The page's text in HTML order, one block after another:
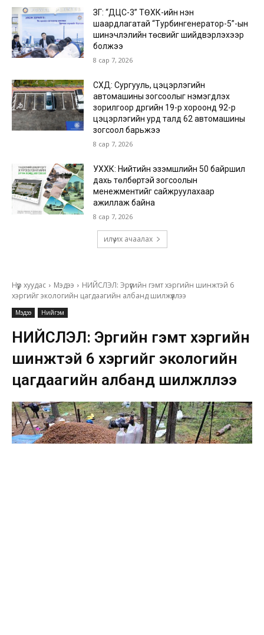
ЗГ: “ДЦС-3” ТӨХК-ийн нэн
шаардлагатай “Турбингенератор-5”-ын
шинэчлэлийн төсвийг шийдвэрлэхээр
болжээ
8 сар 7, 2026
СХД: Сургууль, цэцэрлэгийн
автомашины зогсоолыг нэмэгдүүлэх
зорилгоор дүүргийн 19-р хороонд 92-р
цэцэрлэгийн урд талд 62 автомашины
зогсоол барьжээ
8 сар 7, 2026
УХХК: Нийтийн эзэмшлийн 50 байршил
дахь төлбөртэй зогсоолын
менежментийг сайжруулахаар
ажиллаж байна
8 сар 7, 2026
илүү их ачаалах